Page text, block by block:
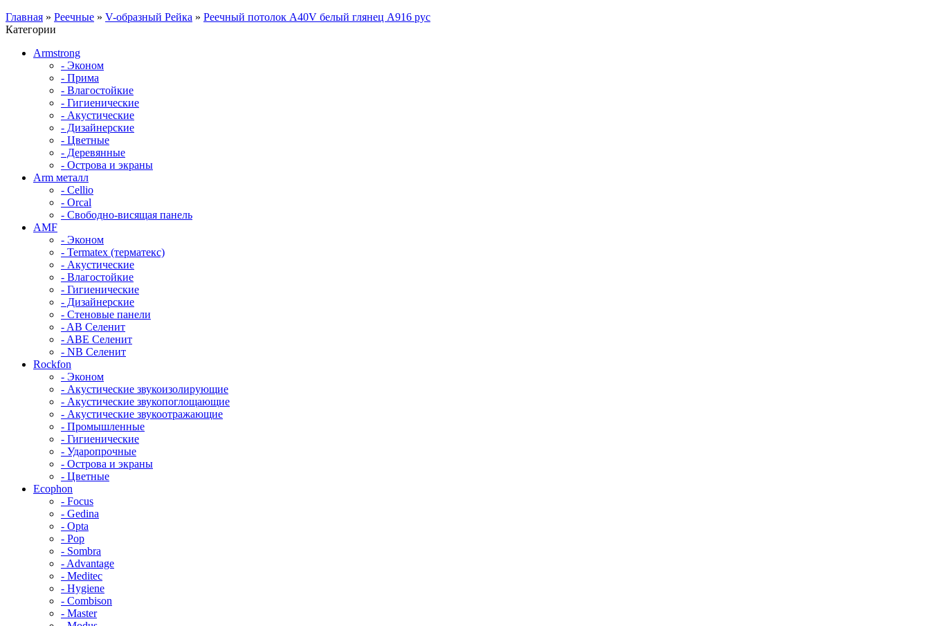
Главная » Реечные » V-образный Рейка » Реечный потолок A40V белый глянец A916 рус
Категории
Armstrong
- Эконом
- Прима
- Влагостойкие
- Гигиенические
- Акустические
- Дизайнерские
- Цветные
- Деревянные
- Острова и экраны
Arm металл
- Cellio
- Orcal
- Свободно-висящая панель
AMF
- Эконом
- Termatex (терматекс)
- Акустические
- Влагостойкие
- Гигиенические
- Дизайнерские
- Стеновые панели
- AB Селенит
- ABE Селенит
- NB Селенит
Rockfon
- Эконом
- Акустические звукоизолирующие
- Акустические звукопоглощающие
- Акустические звукоотражающие
- Промышленные
- Гигиенические
- Ударопрочные
- Острова и экраны
- Цветные
Ecophon
- Focus
- Gedina
- Opta
- Pop
- Sombra
- Advantage
- Meditec
- Hygiene
- Combison
- Master